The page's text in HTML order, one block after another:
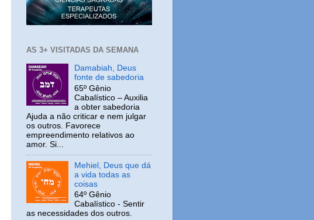
AS 3+ VISITADAS DA SEMANA
Damabiah, Deus
fonte de sabedoria
65º Gênio
Cabalístico – Auxilia
a obter sabedoria
Ajuda a não criticar e nem julgar
os outros. Favorece
empreendimento relativos ao
amor. Si...
Mehiel, Deus que dá
a vida todas as
coisas
64º Gênio
Cabalístico - Sentir
as necessidades dos outros.